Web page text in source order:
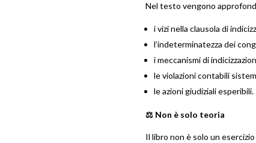
Nel testo vengono
i vizi nella clausola di
l’indeterminatezza dei
i meccanismi di
le violazioni contabili
le azioni giudiziali esperibili.
⚖️ Non è solo teoria
Il libro non è solo un